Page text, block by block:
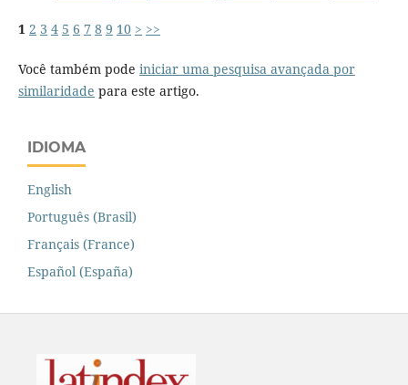
1 2 3 4 5 6 7 8 9 10 > >>
Você também pode iniciar uma pesquisa avançada por
similaridade para este artigo.
IDIOMA
English
Português (Brasil)
Français (France)
Español (España)